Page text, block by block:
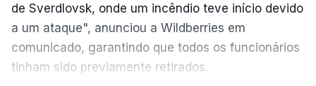
de Sverdlovsk, onde um incêndio teve início devido
a um ataque", anunciou a Wildberries em
comunicado, garantindo que todos os funcionários
tinham sido previamente retirados.